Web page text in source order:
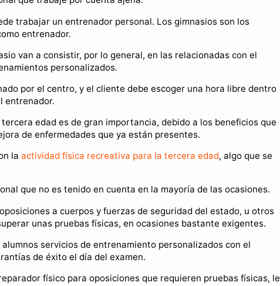
trabajar un entrenador personal. Los gimnasios son los
entrenador.
van a consistir, por lo general, en las relacionadas con el
personalizados.
por el centro, y el cliente debe escoger una hora libre dentro
entrenador.
edad es de gran importancia, debido a los beneficios que
de enfermedades que ya están presentes.
la actividad física recreativa para la tercera edad, algo que se
que no es tenido en cuenta en la mayoría de las ocasiones.
a cuerpos y fuerzas de seguridad del estado, u otros
unas pruebas físicas, en ocasiones bastante exigentes.
servicios de entrenamiento personalizados con el
de éxito el día del examen.
físico para oposiciones que requieren pruebas físicas, le